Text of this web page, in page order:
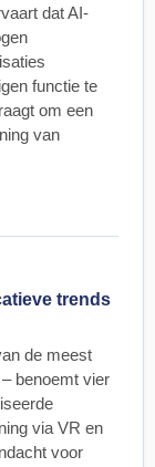
dat AI-
functie te
om een
van
trends
de meest
benoemt vier
via VR en
voor